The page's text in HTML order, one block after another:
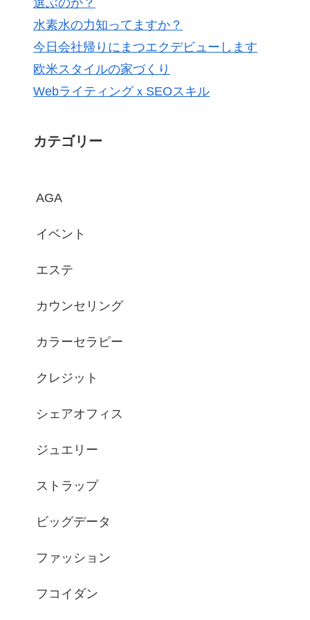
水素水の力知ってますか？
今日会社帰りにまつエクデビューします
欧米スタイルの家づくり
WebライティングｘSEOスキル
カテゴリー
AGA
イベント
エステ
カウンセリング
カラーセラピー
クレジット
シェアオフィス
ジュエリー
ストラップ
ビッグデータ
ファッション
フコイダン